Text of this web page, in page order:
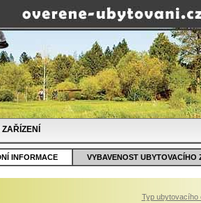
INFORMACE VYBAVENOST UBYTOVACÍHO
Typ ubytovacího